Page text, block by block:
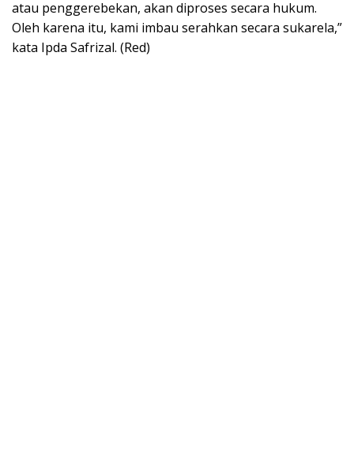
atau penggerebekan, akan diproses secara hukum.
Oleh karena itu, kami imbau serahkan secara sukarela,”
kata Ipda Safrizal. (Red)